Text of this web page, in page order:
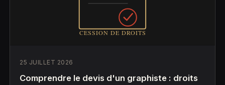
25 JUILLET 2026
Comprendre le devis d'un graphiste : droits